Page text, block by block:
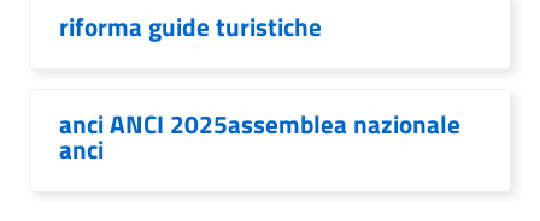
riforma guide turistiche
anci ANCI 2025assemblea nazionale
anci